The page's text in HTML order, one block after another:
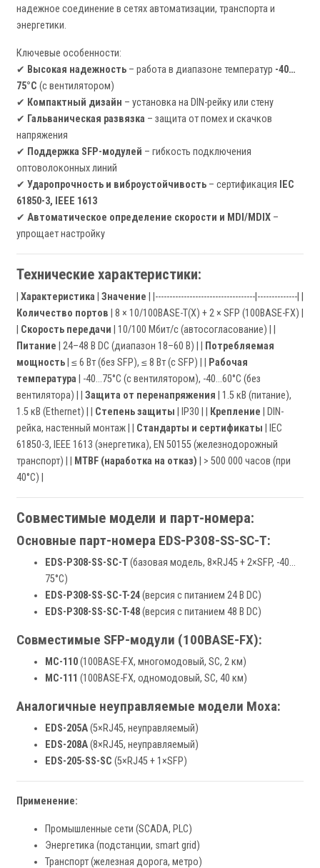
надежное соединение в сетях автоматизации, транспорта и
энергетики.
Ключевые особенности:
✔ Высокая надежность – работа в диапазоне температур -40…
75°C (с вентилятором)
✔ Компактный дизайн – установка на DIN-рейку или стену
✔ Гальваническая развязка – защита от помех и скачков
напряжения
✔ Поддержка SFP-модулей – гибкость подключения
оптоволоконных линий
✔ Ударопрочность и виброустойчивость – сертификация
IEC
61850-3, IEEE 1613
✔ Автоматическое определение скорости и MDI/MDIX –
упрощает настройку
Технические характеристики:
Характеристика Значение | |-----------------------------------|--------------| |
Количество портов | 8 × 10/100BASE-T(X) + 2 × SFP (100BASE-FX) |
Скорость передачи | 10/100 Мбит/с (автосогласование) | |
Питание | 24–48 В DC (диапазон 18–60 В) | |
Потребляемая
мощность | ≤ 6 Вт (без SFP), ≤ 8 Вт (с SFP) | |
Рабочая
температура | -40…75°C (с вентилятором), -40…60°C (без
вентилятора) | | Защита от перенапряжения | 1.5 кВ (питание),
1.5 кВ (Ethernet) | | Степень защиты | IP30 | | Крепление | DIN-
рейка, настенный монтаж | | Стандарты и сертификаты | IEC
61850-3, IEEE 1613 (энергетика), EN 50155 (железнодорожный
транспорт) | |
MTBF (наработка на отказ) | > 500 000 часов (при
40°C) |
Совместимые модели и парт-номера:
Основные парт-номера EDS-P308-SS-SC-T:
EDS-P308-SS-SC-T(базовая модель, 8×RJ45 + 2×SFP, -40…
75°C)
EDS-P308-SS-SC-T-24(версия с питанием 24 В DC)
EDS-P308-SS-SC-T-48(версия с питанием 48 В DC)
Совместимые SFP-модули (100BASE-FX):
MC-110(100BASE-FX, многомодовый, SC, 2 км)
MC-111 (100BASE-FX, одномодовый, SC, 40 км)
Аналогичные неуправляемые модели Moxa:
EDS-205A(5×RJ45, неуправляемый)
EDS-208A(8×RJ45, неуправляемый)
EDS-205-SS-SC (5×RJ45 + 1×SFP)
Применение:
Промышленные сети (SCADA, PLC)
Энергетика (подстанции, smart grid)
Транспорт (железная дорога, метро)